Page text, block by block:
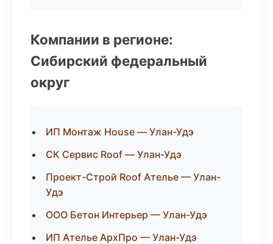
Компании в регионе:
Сибирский федеральный
округ
ИП Монтаж House — Улан-Удэ
СК Сервис Roof — Улан-Удэ
Проект-Строй Roof Ателье — Улан-
Удэ
ООО Бетон Интерьер — Улан-Удэ
ИП Ателье АрхПро — Улан-Удэ